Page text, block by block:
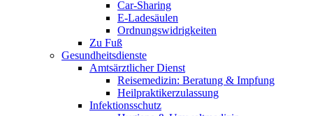
Car-Sharing
E-Ladesäulen
Ordnungswidrigkeiten
Zu Fuß
Gesundheitsdienste
Amtsärztlicher Dienst
Reisemedizin: Beratung & Impfung
Heilpraktikerzulassung
Infektionsschutz